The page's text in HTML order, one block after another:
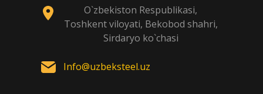
O`zbekiston Respublikasi,
Toshkent viloyati, Bekobod shahri,
Sirdaryo ko`chasi
Info@uzbeksteel.uz